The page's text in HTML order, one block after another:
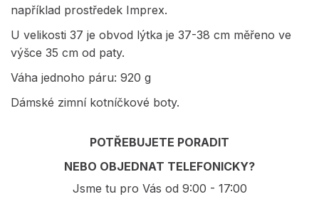
například prostředek Imprex.
U velikosti 37 je obvod lýtka je 37-38 cm měřeno ve
výšce 35 cm od paty.
Váha jednoho páru: 920 g
Dámské zimní kotníčkové boty.
POTŘEBUJETE PORADIT
NEBO OBJEDNAT TELEFONICKY?
Jsme tu pro Vás od 9:00 - 17:00